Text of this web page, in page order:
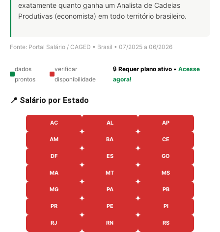
exatamente quanto ganha um Analista de Cadeias
Produtivas (economista) em todo território brasileiro.
Fonte: Portal Salário / CAGED • Brasil • 07/2025 a 06/2026
dados
prontos
verificar
disponibilidade
🔒Requer plano ativo •Acesse
agora!
📍 Salário por Estado
AC AL AP
AM BA CE
DF ES GO
MA MT MS
MG PA PB
PR PE PI
RJ RN RS